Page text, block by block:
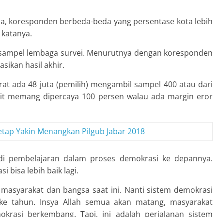
koresponden berbeda-beda yang persentase kota lebih
lembaga survei. Menurutnya dengan koresponden
hasil akhir.
ada 48 juta (pemilih) mengambil sampel 400 atau dari
memang dipercaya 100 persen walau ada margin eror
Yakin Menangkan Pilgub Jabar 2018
pembelajaran dalam proses demokrasi ke depannya.
bisa lebih baik lagi.
dan bangsa saat ini. Nanti sistem demokrasi
tahun. Insya Allah semua akan matang, masyarakat
berkembang. Tapi, ini adalah perjalanan sistem